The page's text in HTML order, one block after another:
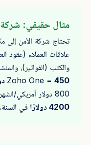
مثال حقيقي: شركة أمن
تحتاج شركة الأمن إلى
علاقات العملاء (عقود
والكتب (الفواتير)،
Zoho One = 450 دولارًا شهريًا
800 دولار أمريكي/الشهر.
4200 دولارًا في السنة.